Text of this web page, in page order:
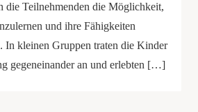
die Teilnehmenden die Möglichkeit,
und ihre Fähigkeiten
In kleinen Gruppen traten die Kinder
gegeneinander an und erlebten […]